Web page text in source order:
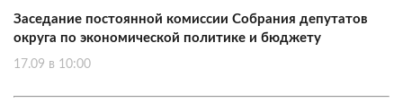
Заседание постоянной комиссии Собрания депутатов
округа по экономической политике и бюджету
17.09 в 10:00